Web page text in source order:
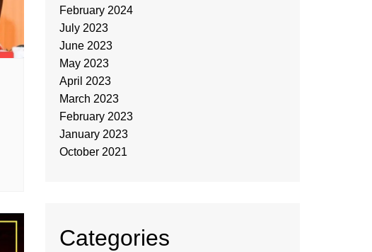
February 2024
July 2023
June 2023
May 2023
April 2023
March 2023
February 2023
January 2023
October 2021
Categories